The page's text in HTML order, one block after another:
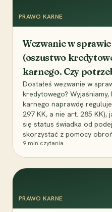
PRAWO KARNE
Wezwanie w
(oszustwo
karnego. Czy
Dostałeś wezwanie w
kredytowego?
karnego naprawdę
297 KK, a nie art. 285 KK),
się status świadka od
skorzystać z pomocy
9 min czytania
PRAWO KARNE